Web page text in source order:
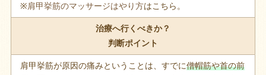
※肩甲挙筋のマッサージはやり方はこちら。
治療へ行くべきか？
判断ポイント
肩甲挙筋が原因の痛みということは、すでに僧帽筋や首の前